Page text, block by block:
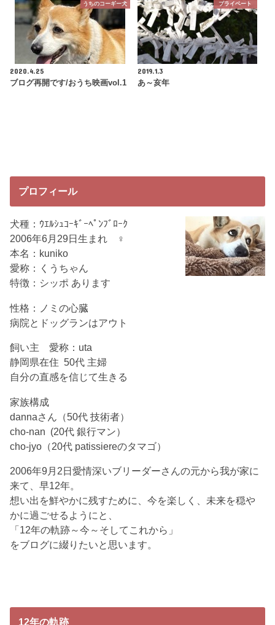
うちのコーギー犬
2020.4.25
ブログ再開です/おうち映画vol.1
プライベート
2019.1.3
あ～亥年
プロフィール
犬種：ｳｴﾙｼｭｺｰｷﾞｰﾍﾟﾝﾌﾞﾛｰｸ
2006年6月29日生まれ ♀
本名：kuniko
愛称：くうちゃん
特徴：シッポ あります
性格：ノミの心臓
病院とドッグランはアウト
飼い主 愛称：uta
静岡県在住 50代 主婦
自分の直感を信じて生きる
家族構成
dannaさん（50代 技術者）
cho-nan (20代 銀行マン）
cho-jyo（20代 patissiereのタマゴ）
2006年9月2日愛情深いブリーダーさんの元から我が家に
来て、早12年。
想い出を鮮やかに残すために、今を楽しく、未来を穏や
かに過ごせるようにと、
「12年の軌跡～今～そしてこれから」
をブログに綴りたいと思います。
12年の軌跡